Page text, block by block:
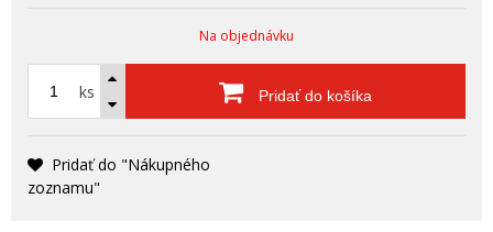
Na objednávku
ks Pridať do košíka
Pridať do "Nákupného
zoznamu"